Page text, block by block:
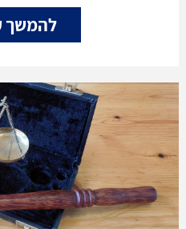
להמשך